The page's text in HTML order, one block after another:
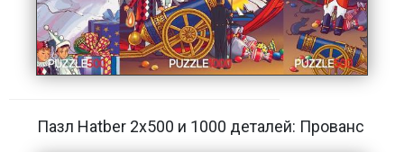
Пазл Hatber 2х500 и 1000 деталей: Прованс